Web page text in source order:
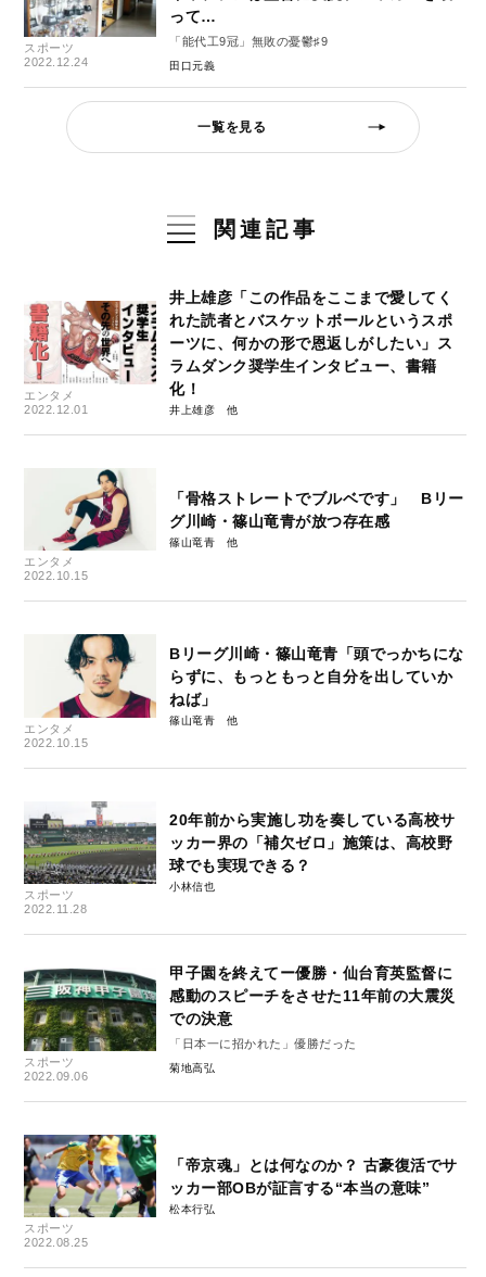
スポーツ
2022.12.24
って…
「能代工9冠」無敗の憂鬱♯9
田口元義
一覧を見る
関連記事
エンタメ
2022.12.01
井上雄彦「この作品をここまで愛してく
れた読者とバスケットボールというスポ
ーツに、何かの形で恩返しがしたい」ス
ラムダンク奨学生インタビュー、書籍
化！
井上雄彦
エンタメ
2022.10.15
「骨格ストレートでブルベです」 Bリー
グ川崎・篠山竜青が放つ存在感
篠山竜青
エンタメ
2022.10.15
Bリーグ川崎・篠山竜青「頭でっかちにな
らずに、もっともっと自分を出していか
ねば」
篠山竜青
スポーツ
2022.11.28
20年前から実施し功を奏している高校サ
ッカー界の「補欠ゼロ」施策は、高校野
球でも実現できる？
小林信也
スポーツ
2022.09.06
甲子園を終えてー優勝・仙台育英監督に
感動のスピーチをさせた11年前の大震災
での決意
「日本一に招かれた」優勝だった
菊地高弘
スポーツ
2022.08.25
「帝京魂」とは何なのか？ 古豪復活でサ
ッカー部OBが証言する“本当の意味”
松本行弘